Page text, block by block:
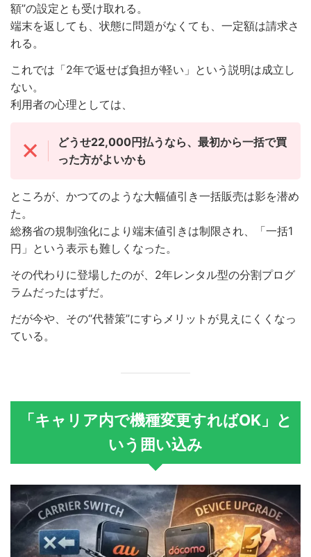
額”の設定とも受け取れる。
端末を返しても、状態に問題がなくても、一定額は請求さ
れる。
これでは「2年で返せば負担が軽い」という説明は成立し
ない。
利用者の心理としては、
どうせ22,000円払うなら、最初から一括で買
った方がよいかも
ところが、かつてのような大幅値引き一括販売は影を潜め
た。
総務省の規制強化により端末値引きは制限され、「一括1
円」という表示も難しくなった。
その代わりに登場したのが、2年レンタル型の分割プログ
ラムだったはずだ。
だが今や、その“代替策”にすらメリットが見えにくくなっ
ている。
「キャリア内で機種変更すればOK」と
いう囲い込み